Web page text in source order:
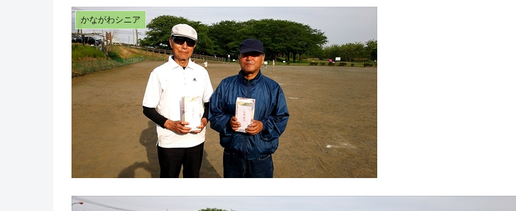
かながわシニア